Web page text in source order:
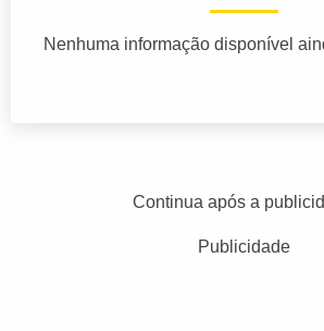
Nenhuma informação disponível
Continua após a
Publicidade